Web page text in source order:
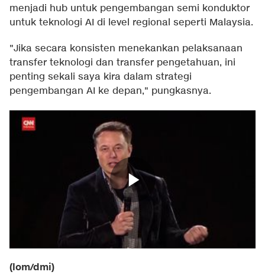
menjadi hub untuk pengembangan semi konduktor
untuk teknologi AI di level regional seperti Malaysia.
"Jika secara konsisten menekankan pelaksanaan
transfer teknologi dan transfer pengetahuan, ini
penting sekali saya kira dalam strategi
pengembangan AI ke depan," pungkasnya.
(lom/dmi)